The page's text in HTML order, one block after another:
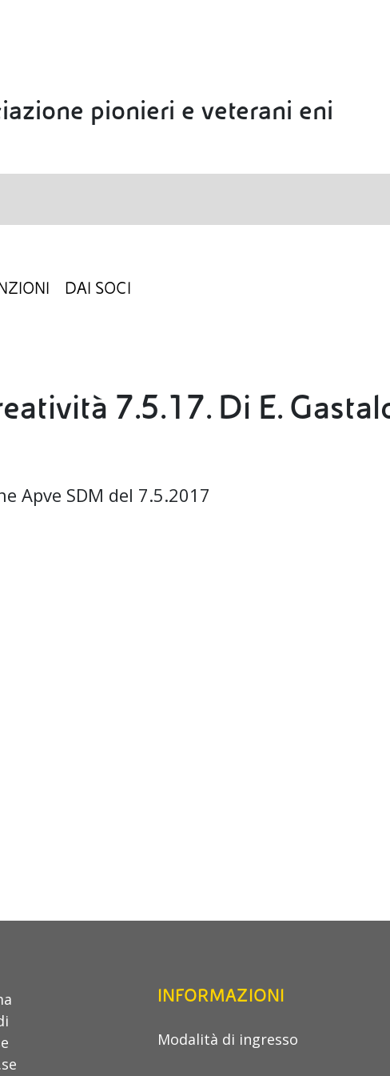
pionieri e veterani eni
DAI SOCI
7.5.17. Di E.
Apve SDM del 7.5.2017
INFORMAZIONI
Modalità di ingresso